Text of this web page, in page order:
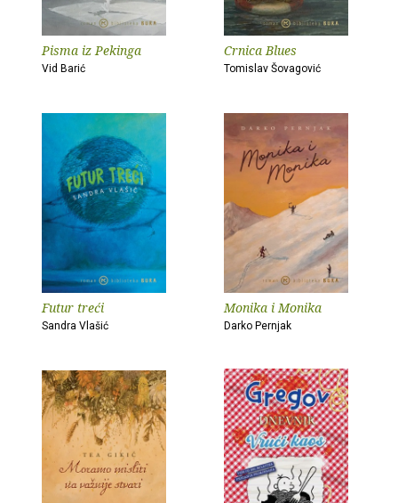
Pisma iz Pekinga
Vid Barić
Crnica Blues
Tomislav Šovagović
Futur treći
Sandra Vlašić
Monika i Monika
Darko Pernjak